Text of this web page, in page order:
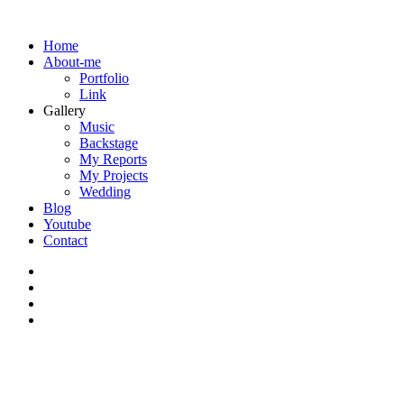
Home
About-me
Portfolio
Link
Gallery
Music
Backstage
My Reports
My Projects
Wedding
Blog
Youtube
Contact